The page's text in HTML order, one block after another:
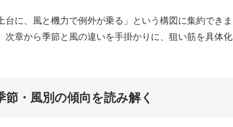
に、風と機力で例外が乗る」という構図に集約できま
章から季節と風の違いを手掛かりに、狙い筋を具体化
・風別の傾向を読み解く